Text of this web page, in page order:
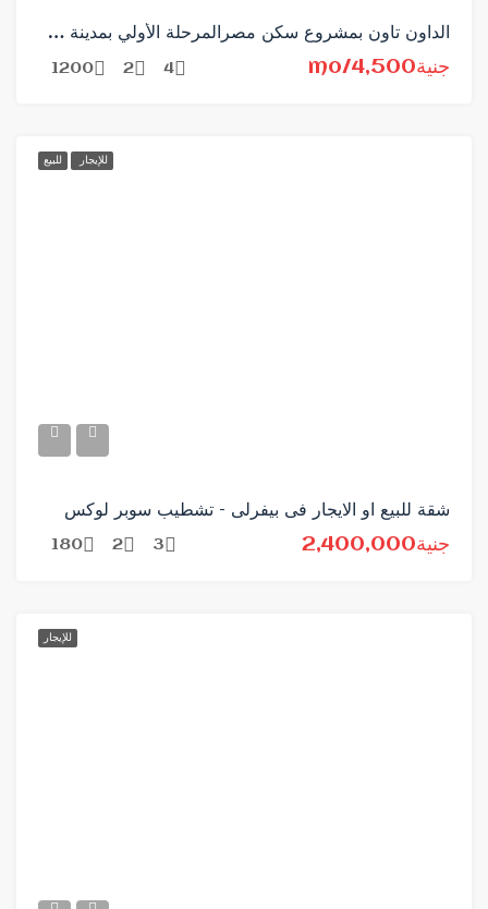
الداون تاون بمشروع سكن مصرالمرحلة الأولي بمدينة 6 أكتوبر
جنية4,500/mo 4
2
1200
للإيجار للبيع
شقة للبيع او الايجار فى بيفرلى – تشطيب سوبر لوكس
جنية2,400,000 3
2
180
للإيجار